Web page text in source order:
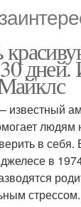
дней.
известный
людям
в себя.
в
стрессом.